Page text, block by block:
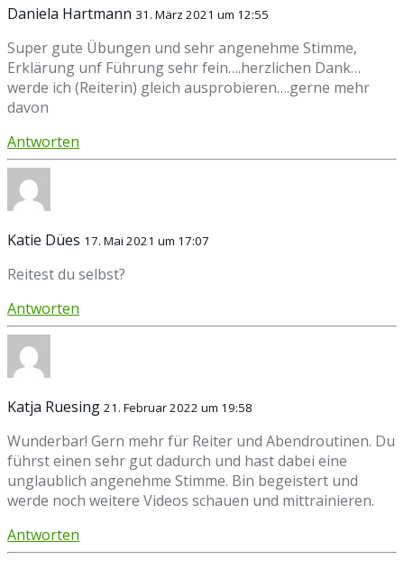
Daniela Hartmann 31. März 2021 um 12:55
Super gute Übungen und sehr angenehme Stimme,
Erklärung unf Führung sehr fein….herzlichen Dank…
werde ich (Reiterin) gleich ausprobieren….gerne mehr
davon
Antworten
Katie Dües 17. Mai 2021 um 17:07
Reitest du selbst?
Antworten
Katja Ruesing 21. Februar 2022 um 19:58
Wunderbar! Gern mehr für Reiter und Abendroutinen. Du
führst einen sehr gut dadurch und hast dabei eine
unglaublich angenehme Stimme. Bin begeistert und
werde noch weitere Videos schauen und mittrainieren.
Antworten